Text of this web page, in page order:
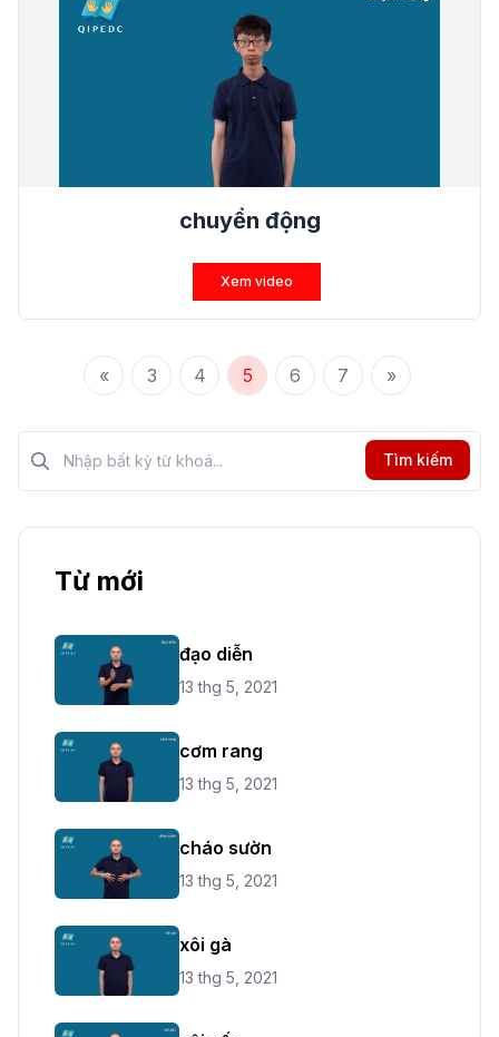
chuyển động
Xem video
« 3 4 5 6 7 »
Tìm kiếm?>
Tìm kiếm
Từ mới
đạo diễn
13 thg 5, 2021
cơm rang
13 thg 5, 2021
cháo sườn
13 thg 5, 2021
xôi gà
13 thg 5, 2021